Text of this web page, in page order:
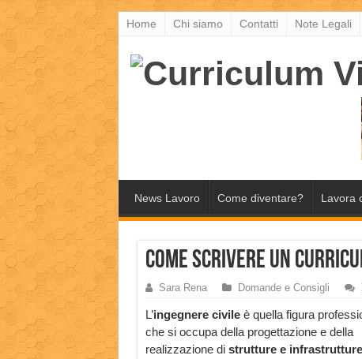
Home Chi siamo Contatti Note Legali
News Lavoro Come diventare? Lavora
Come scrivere un
Sara Rena Domande e Consigli
L’ingegnere civileè quella figura
che si occupa della progettazione e della
realizzazione di strutture e infrastrutture